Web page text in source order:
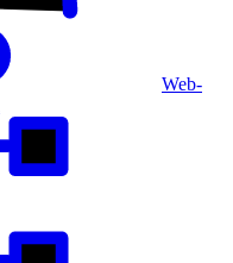
Web-